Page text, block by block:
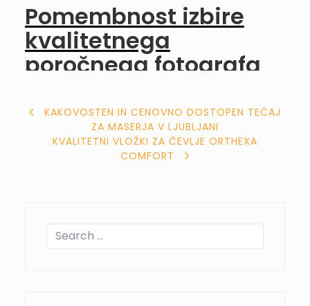
Pomembnost izbire
kvalitetnega
poročnega fotografa
NAVIGACIJA
PRISPEVKA
KAKOVOSTEN IN CENOVNO DOSTOPEN TEČAJ
ZA MASERJA V LJUBLJANI
KVALITETNI VLOŽKI ZA ČEVLJE ORTHEXA
COMFORT